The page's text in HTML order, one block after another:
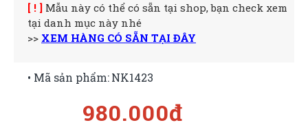
[ ! ] Mẫu này có thể có sẵn tại shop, bạn check xem
tại danh mục này nhé
>> XEM HÀNG CÓ SẴN TẠI ĐÂY
980.000đ
• Mã sản phẩm:NK1423